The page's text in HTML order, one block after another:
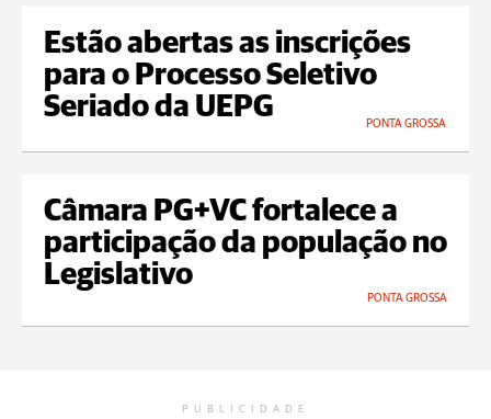
Estão abertas as inscrições
para o Processo Seletivo
Seriado da UEPG
PONTA GROSSA
Câmara PG+VC fortalece a
participação da população no
Legislativo
PONTA GROSSA
PUBLICIDADE